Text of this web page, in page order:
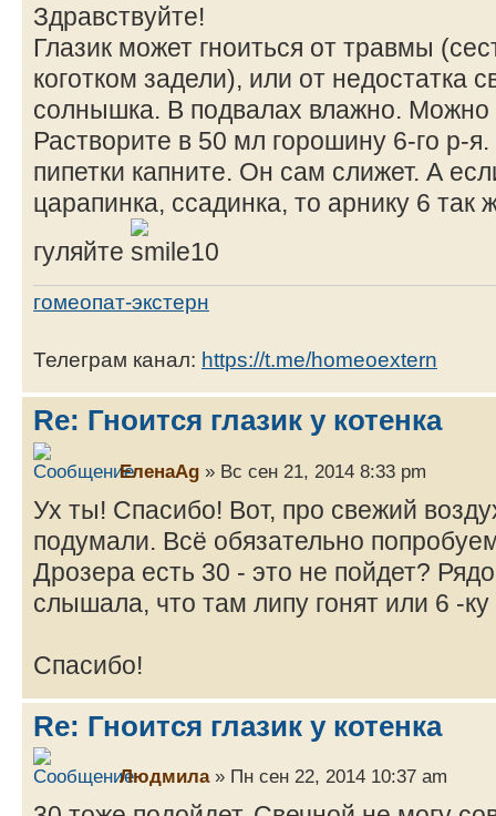
Здравствуйте!
Глазик может гноиться от травмы
коготком задели), или от недостатка
солнышка. В подвалах влажно. Можно
Растворите в 50 мл горошину 6-го р-
пипетки капните. Он сам слижет. А
царапинка, ссадинка, то арнику 6
гуляйте
гомеопат-экстерн
Телеграм канал: https://t.me/homeoextern
Re: Гноится глазик у котенка
ЕленаAg » Вс сен 21, 2014 8:33 pm
Ух ты! Спасибо! Вот, про свежий
подумали. Всё обязательно
Дрозера есть 30 - это не пойдет?
слышала, что там липу гонят или 6 -
Спасибо!
Re: Гноится глазик у котенка
Людмила» Пн сен 22, 2014 10:37 am